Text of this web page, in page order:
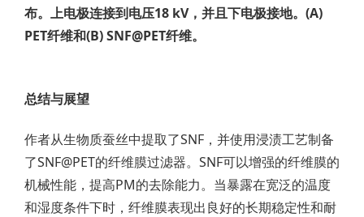
布。上电极连接到电压18 kV，并且下电极接地。(A)
PET纤维和(B) SNF@PET纤维。
总结与展望
作者从生物质蚕丝中提取了SNF，并使用浸渍工艺制备
了SNF@PET的纤维膜过滤器。SNF可以增强的纤维膜的
机械性能，提高PM的去除能力。当暴露在宽泛的温度
和湿度条件下时，纤维膜表现出良好的长期稳定性和耐